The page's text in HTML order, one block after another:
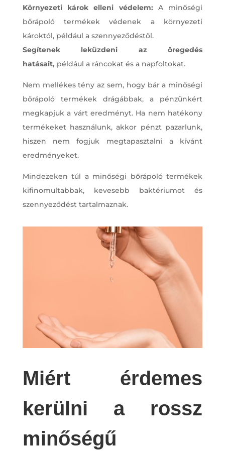
Környezeti károk elleni védelem: A minőségi
bőrápoló termékek védenek a környezeti
károktól, például a szennyeződéstől.
Segítenek leküzdeni az öregedés
hatásait, például a ráncokat és a napfoltokat.
Nem mellékes tény az sem, hogy bár a minőségi
bőrápoló termékek drágábbak, a pénzünkért
megkapjuk a várt eredményt. Ha nem hatékony
termékeket használunk, akkor pénzt pazarlunk,
hiszen nem fogjuk megtapasztalni a kívánt
eredményeket.
Mindezeken túl a minőségi bőrápoló termékek
kifinomultabbak, kevesebb baktériumot és
szennyeződést tartalmaznak.
Miért érdemes
kerülni a rossz
minőségű